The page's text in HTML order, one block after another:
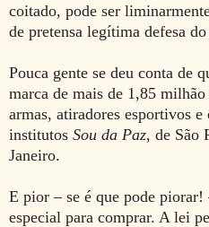
coitado, pode ser
de pretensa legítima defesa
Pouca gente se deu conta de
marca de mais de 1,85
armas, atiradores esportivos e
institutos Sou da Paz, de São
Janeiro.
E pior – se é que pode piorar!
especial para comprar. A lei